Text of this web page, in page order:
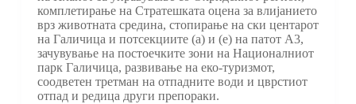
комплетирање на Стратешката оцена за влијанието
врз животната средина, стопирање на ски центарот
на Галичица и потсекциите (а) и (е) на патот А3,
зачувување на постоечките зони на Националниот
парк Галичица, развивање на еко-туризмот,
соодветен третман на отпадните води и цврстиот
отпад и редица други препораки.